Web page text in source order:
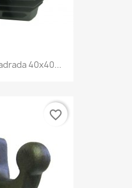
40x40...
favorite_border